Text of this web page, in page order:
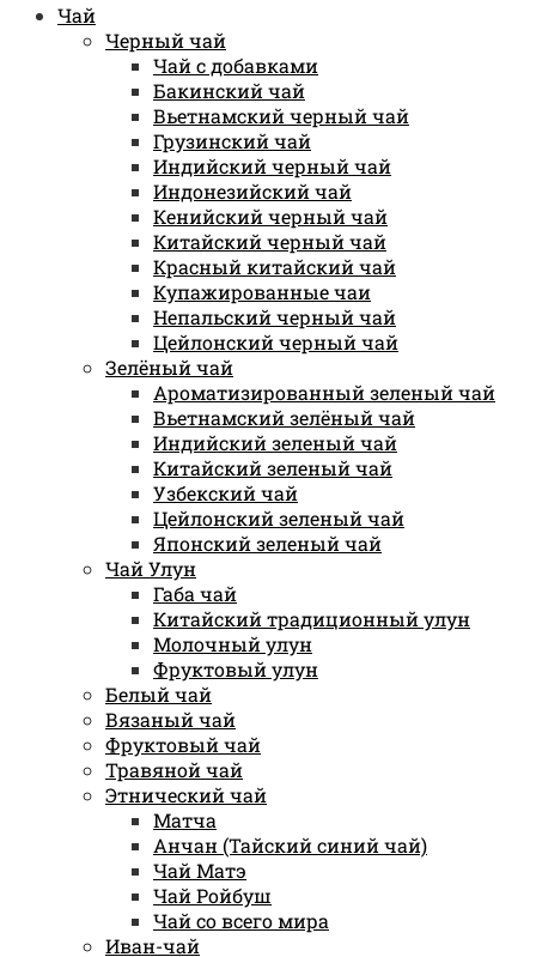
Чай
Черный чай
Чай с добавками
Бакинский чай
Вьетнамский черный чай
Грузинский чай
Индийский черный чай
Индонезийский чай
Кенийский черный чай
Китайский черный чай
Красный китайский чай
Купажированные чаи
Непальский черный чай
Цейлонский черный чай
Зелёный чай
Ароматизированный зеленый чай
Вьетнамский зелёный чай
Индийский зеленый чай
Китайский зеленый чай
Узбекский чай
Цейлонский зеленый чай
Японский зеленый чай
Чай Улун
Габа чай
Китайский традиционный улун
Молочный улун
Фруктовый улун
Белый чай
Вязаный чай
Фруктовый чай
Травяной чай
Этнический чай
Матча
Анчан (Тайский синий чай)
Чай Матэ
Чай Ройбуш
Чай со всего мира
Иван-чай